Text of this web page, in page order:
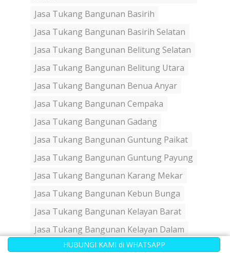
HUBUNGI KAMI di WHATSAPP
Jasa Tukang Bangunan Basirih
Jasa Tukang Bangunan Basirih Selatan
Jasa Tukang Bangunan Belitung Selatan
Jasa Tukang Bangunan Belitung Utara
Jasa Tukang Bangunan Benua Anyar
Jasa Tukang Bangunan Cempaka
Jasa Tukang Bangunan Gadang
Jasa Tukang Bangunan Guntung Paikat
Jasa Tukang Bangunan Guntung Payung
Jasa Tukang Bangunan Karang Mekar
Jasa Tukang Bangunan Kebun Bunga
Jasa Tukang Bangunan Kelayan Barat
Jasa Tukang Bangunan Kelayan Dalam
Jasa Tukang Bangunan Kelayan Luar